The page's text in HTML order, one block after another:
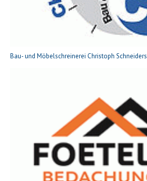
Bau- und Möbelschreinerei Christoph Schneiders